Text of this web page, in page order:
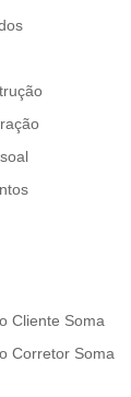
Cliente Soma
Corretor Soma